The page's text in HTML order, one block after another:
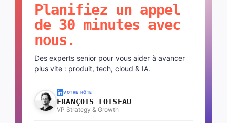
Planifiez un appel
de 30 minutes avec
nous.
Des experts senior pour vous aider à avancer
plus vite : produit, tech, cloud & IA.
VOTRE HÔTE
FRANÇOIS LOISEAU
VP Strategy & Growth